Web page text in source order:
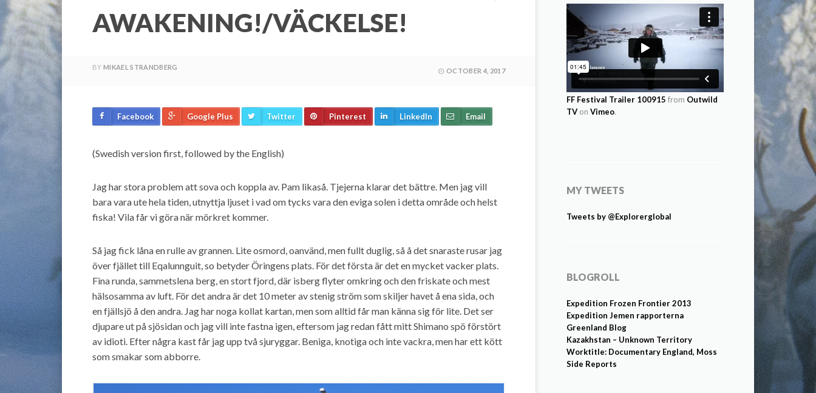
AWAKENING!/VÄCKELSE!
BY MIKAEL STRANDBERG OCTOBER 4, 2017
Facebook Google Plus Twitter Pinterest LinkedIn Email
(Swedish version first, followed by the English)
Jag har stora problem att sova och koppla av. Pam likaså. Tjejerna klarar det bättre. Men jag vill
bara vara ute hela tiden, utnyttja ljuset i vad om tycks vara den eviga solen i detta område och helst
fiska! Vila får vi göra när mörkret kommer.
Så jag fick låna en rulle av grannen. Lite osmord, oanvänd, men fullt duglig, så å det snaraste rusar jag
över fjället till Eqalunnguit, so betyder Öringens plats. För det första är det en mycket vacker plats.
Fina runda, sammetslena berg, en stort fjord, där isberg flyter omkring och den friskate och mest
hälsosamma av luft. För det andra är det 10 meter av stenig ström som skiljer havet å ena sida, och
en fjällsjö å den andra. Jag har noga kollat kartan, men som alltid får man känna sig för lite. Det ser
djupare ut på sjösidan och jag vill inte fastna igen, eftersom jag redan fått mitt Shimano spö förstört
av idioti. Efter några kast får jag upp två sjuryggar. Beniga, knotiga och inte vackra, men har ett kött
som smakar som abborre.
FF Festival Trailer 100915 from Outwild
TV on Vimeo.
MY TWEETS
Tweets by @Explorerglobal
BLOGROLL
Expedition Frozen Frontier 2013
Expedition Jemen rapporterna
Greenland Blog
Kazakhstan – Unknown Territory
Worktitle: Documentary England, Moss
Side Reports